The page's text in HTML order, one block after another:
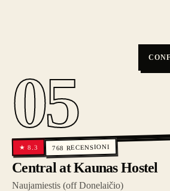
05
★8.3 768 RECENSIONI
Central at Kaunas Hostel
Naujamiestis (off Donelaičio)